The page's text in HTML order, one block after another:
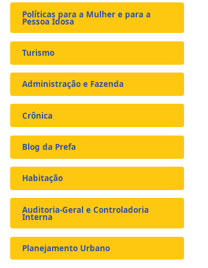
Políticas para a Mulher e para a
Pessoa Idosa
Turismo
Administração e Fazenda
Crônica
Blog da Prefa
Habitação
Auditoria-Geral e Controladoria
Interna
Planejamento Urbano